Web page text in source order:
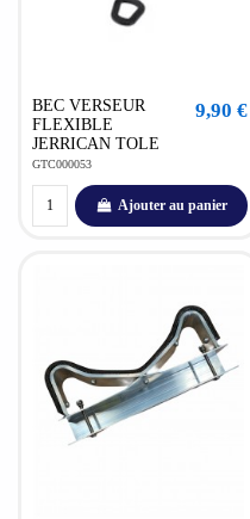
BEC VERSEUR
FLEXIBLE
JERRICAN TOLE
GTC000053
9,90 €
Ajouter au panier